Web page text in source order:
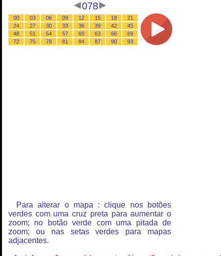
078
00 03 06 09 12 15 18
21
24
27 30 33 36 39 42
45
48
51 54 57 60 63 66
69
72
75 78 81 84 87 90 93
Para alterar o mapa : clique nos botões
verdes com uma cruz preta para aumentar o
zoom; no botão verde com uma pitada de
zoom; ou nas setas verdes para mapas
adjacentes.